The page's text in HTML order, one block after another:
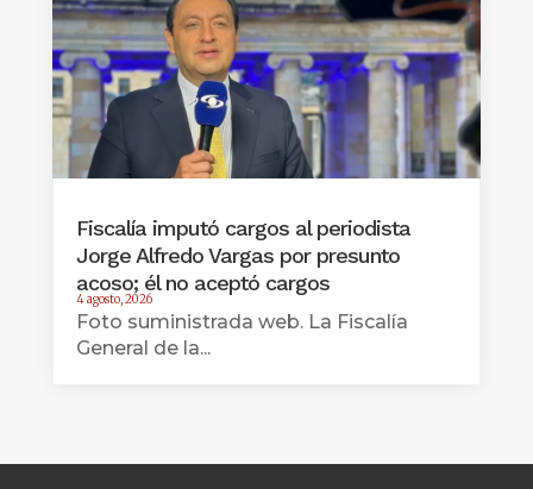
Fiscalía imputó cargos al periodista
Jorge Alfredo Vargas por presunto
acoso; él no aceptó cargos
4 agosto, 2026
Foto suministrada web. La Fiscalía
General de la...